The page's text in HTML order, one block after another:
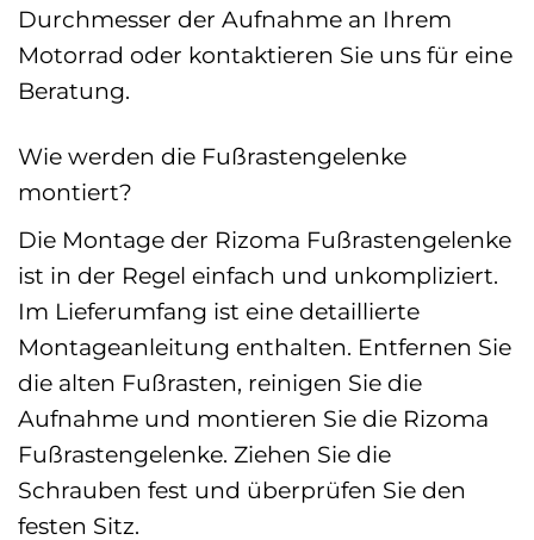
Durchmesser der Aufnahme an Ihrem
Motorrad oder kontaktieren Sie uns für eine
Beratung.
Wie werden die Fußrastengelenke
montiert?
Die Montage der Rizoma Fußrastengelenke
ist in der Regel einfach und unkompliziert.
Im Lieferumfang ist eine detaillierte
Montageanleitung enthalten. Entfernen Sie
die alten Fußrasten, reinigen Sie die
Aufnahme und montieren Sie die Rizoma
Fußrastengelenke. Ziehen Sie die
Schrauben fest und überprüfen Sie den
festen Sitz.